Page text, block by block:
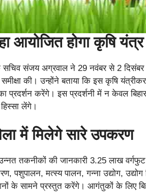
आयोजित होगा कृषि यंत्र
सचिव संजय अग्रवाल ने 29 नवंबर से 2
की। उन्होंने बताया कि इस कृषि
प्रदर्शन करेंगे। इस प्रदर्शनी में न केवल
हिस्सा लेंगे।
में मिलेगे सारे उपकरण
उन्नत तकनीकों की जानकारी 3.25 लाख
पशुपालन, मत्स्य पालन, गन्ना उद्योग,
के सामने प्रस्तुत करेंगे। आगंतुकों के लिए